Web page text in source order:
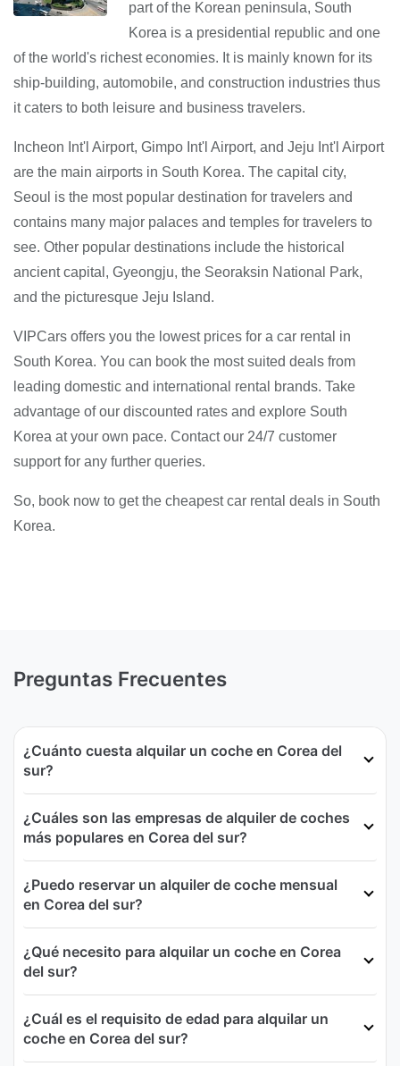
part of the Korean peninsula, South
Korea is a presidential republic and one
of the world's richest economies. It is mainly known for its
ship-building, automobile, and construction industries thus
it caters to both leisure and business travelers.
Incheon Int'l Airport, Gimpo Int'l Airport, and Jeju Int'l Airport
are the main airports in South Korea. The capital city,
Seoul is the most popular destination for travelers and
contains many major palaces and temples for travelers to
see. Other popular destinations include the historical
ancient capital, Gyeongju, the Seoraksin National Park,
and the picturesque Jeju Island.
VIPCars offers you the lowest prices for a car rental in
South Korea. You can book the most suited deals from
leading domestic and international rental brands. Take
advantage of our discounted rates and explore South
Korea at your own pace. Contact our 24/7 customer
support for any further queries.
So, book now to get the cheapest car rental deals in South
Korea.
Preguntas Frecuentes
¿Cuánto cuesta alquilar un coche en Corea del
sur?
¿Cuáles son las empresas de alquiler de coches
más populares en Corea del sur?
¿Puedo reservar un alquiler de coche mensual
en Corea del sur?
¿Qué necesito para alquilar un coche en Corea
del sur?
¿Cuál es el requisito de edad para alquilar un
coche en Corea del sur?